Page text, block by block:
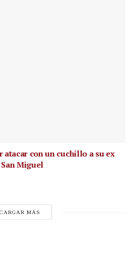
atacar con un cuchillo a su ex
Miguel
CARGAR MÁS